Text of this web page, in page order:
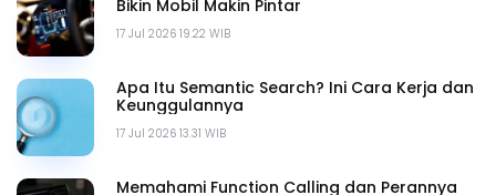
17 Jul 2026 19.22 WIB
Bikin Mobil Makin Pintar
17 Jul 2026 13.31 WIB
Apa Itu Semantic Search? Ini Cara Kerja dan
Keunggulannya
Memahami Function Calling dan Perannya